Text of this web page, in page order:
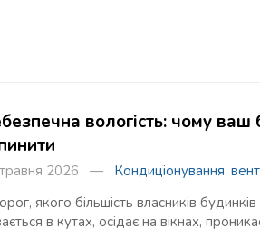
вологість: чому ваш
2026 — Кондиціонування,
якого більшість власників
в кутах, осідає на вікнах,